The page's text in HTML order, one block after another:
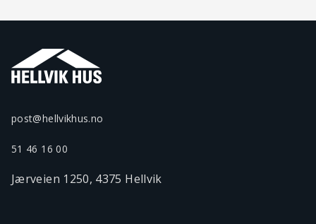
post@hellvikhus.no
51 46 16 00
Jærveien 1250, 4375 Hellvik